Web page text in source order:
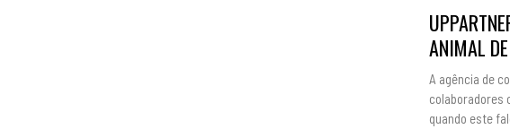
ANIMAL
A agência de
colaboradores
quando este